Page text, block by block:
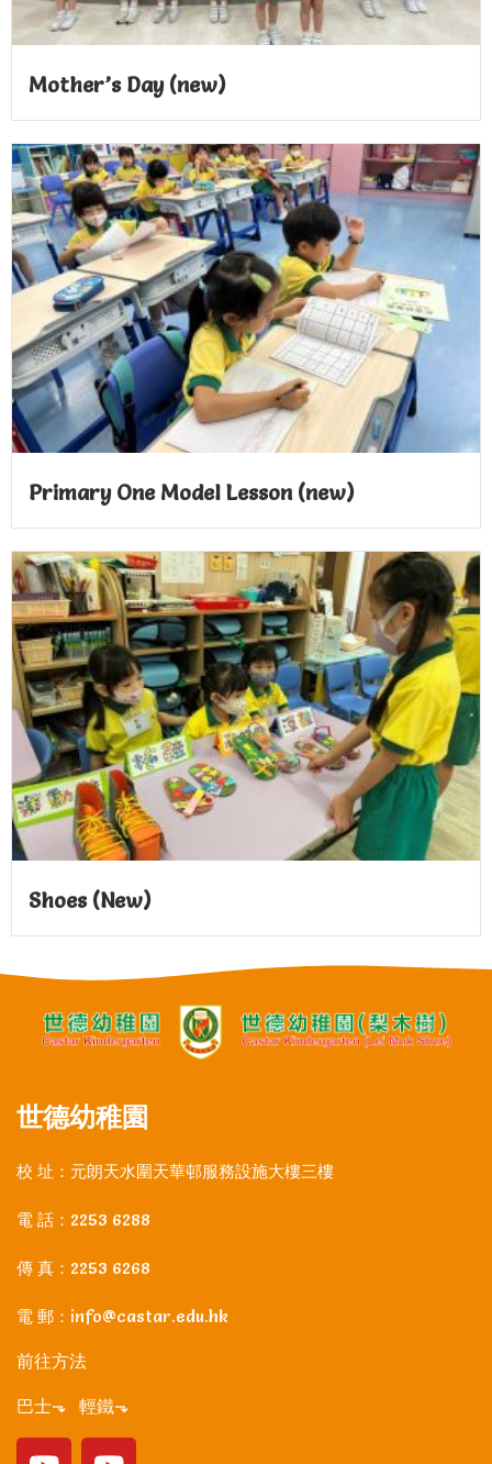
Mother’s Day (new)
Primary One Model Lesson (new)
Shoes (New)
世德幼稚園
校 址：元朗天水圍天華邨服務設施大樓三樓
電 話：2253 6288
傳 真：2253 6268
電 郵：info@castar.edu.hk
前往方法
巴士⬎ 輕鐵⬎